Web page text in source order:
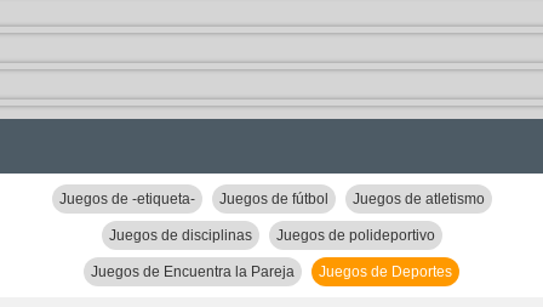
Juegos de -etiqueta- Juegos de fútbol Juegos de atletismo
Juegos de disciplinas Juegos de polideportivo
Juegos de Encuentra la Pareja Juegos de Deportes